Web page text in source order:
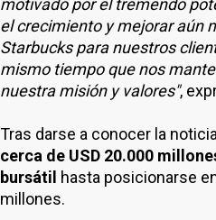
motivado por el tremendo
el crecimiento y mejorar aún
Starbucks para nuestros
mismo tiempo que nos
nuestra misión y valores",
Tras darse a conocer la
cerca de USD 20.000
bursátil hasta posicionarse
millones.